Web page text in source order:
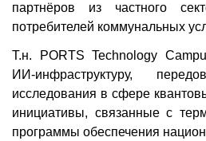
партнёров из частного
потребителей коммунальных
Т.н. PORTS Technology
ИИ-инфраструктуру,
исследования в сфере
инициативы, связанные с
программы обеспечения